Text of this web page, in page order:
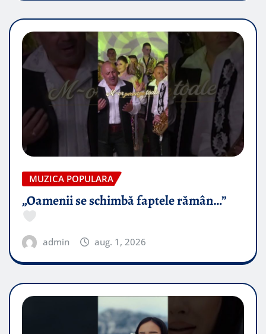
MUZICA POPULARA
„Oamenii se schimbă faptele rămân…”
admin aug. 1, 2026